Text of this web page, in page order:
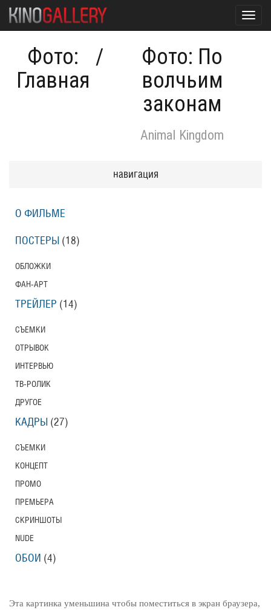
Фото:
Главная
/
Фото: По
волчьим
законам
Animal Kingdom
Эта картинка уменьшина чтобы поместиться в экран браузера,
навигация
О ФИЛЬМЕ
ПОСТЕРЫ (18)
ОБЛОЖКИ
ФАН-АРТ
ТРЕЙЛЕР (14)
СЪЕМКИ
ОТРЫВОК
ИНТЕРВЬЮ
ТВ-РОЛИК
ДРУГОЕ
КАДРЫ (27)
СЪЕМКИ
КОНЦЕПТ
ПРОМО
ПРЕМЬЕРА
СКРИНШОТЫ
NUDE
ОБОИ (4)